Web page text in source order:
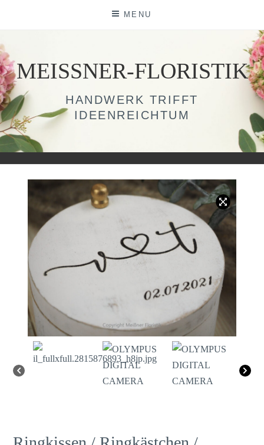
MENU
MEISSNER-FLORISTIK
HANDWERK TRIFFT
IDEENREICHTUM